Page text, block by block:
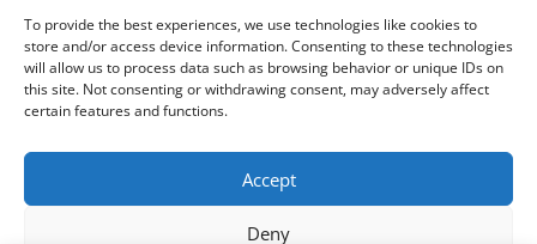
To provide the best experiences, we use technologies like cookies to
store and/or access device information. Consenting to these technologies
will allow us to process data such as browsing behavior or unique IDs on
this site. Not consenting or withdrawing consent, may adversely affect
certain features and functions.
Accept
Deny
Mentions légales
Conditions Générales de Vente